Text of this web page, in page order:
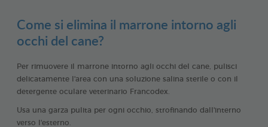
Come si elimina il marrone intorno agli
occhi del cane?
Per rimuovere il marrone intorno agli occhi del cane, pulisci
delicatamente l'area con una soluzione salina sterile o con il
detergente oculare veterinario Francodex.
Usa una garza pulita per ogni occhio, strofinando dall'interno
verso l'esterno.